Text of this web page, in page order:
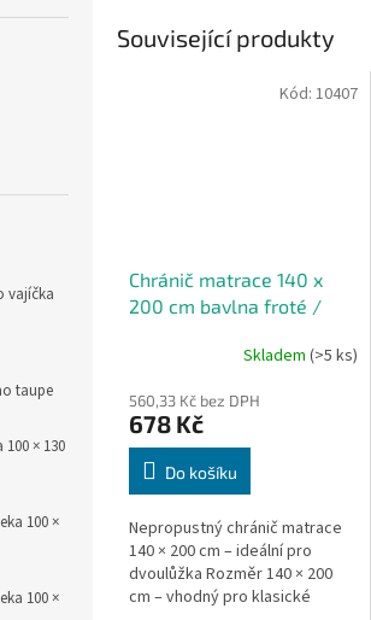
vajíčka
taupe
× 130
100 ×
100 ×
Související produkty
Chránič matrace 140 x
200 cm bavlna froté /
Skladem (>5 ks)
560,33 Kč bez DPH
678 Kč
Do košíku
Nepropustný chránič matrace
140 × 200 cm – ideální pro
dvoulůžka Rozměr 140 × 200
cm – vhodný pro klasické
Kód: 10407